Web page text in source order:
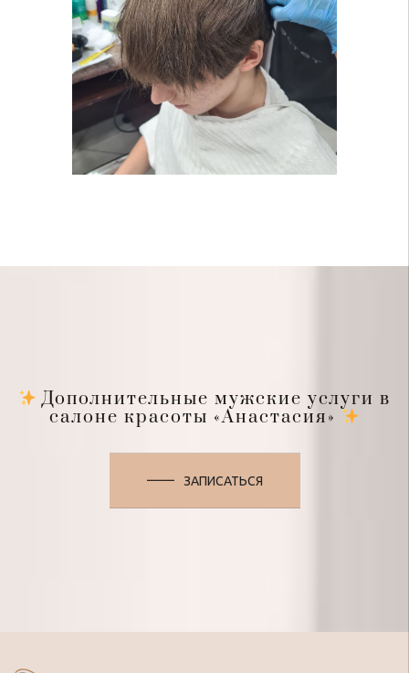
Дополнительные мужские услуги в
салоне красоты «Анастасия»
ЗАПИСАТЬСЯ